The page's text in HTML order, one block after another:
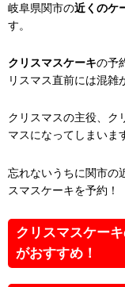
岐阜県関市の近くのケ
す。
クリスマスケーキの予
リスマス直前には混雑
クリスマスの主役、ク
マスになってしまいま
忘れないうちに関市の
スマスケーキを予約！
クリスマスケー
がおすすめ！